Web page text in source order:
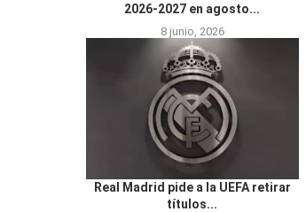
2026-2027 en agosto...
8 junio, 2026
Real Madrid pide a la UEFA retirar
títulos...